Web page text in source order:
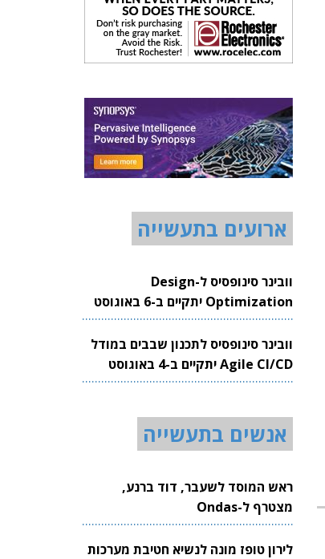
ארועים בתעשייה
וובינר סינופסיס ל-Design
Optimization יתקיים ב-6 באוגוסט
2026
וובינר סינופסיס לתכנון שבבים במודל
Agile CI/CD יתקיים ב-4 באוגוסט
2026
אנשים בתעשייה
ראש המוסד לשעבר, דוד ברנע,
מצטרף ל-Ondas
לירון טופז מונה לנשיא חטיבת מערכות